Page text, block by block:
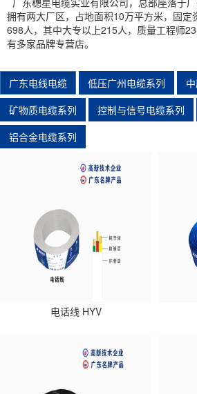
拥有两大厂区，占地面积10万平方米，固定
698人，其中大专以上215人，质量工程师
有多家品牌专营店。
广东电线电缆 低压广州电缆系列
矿物质电缆系列
控制与信号电缆系列
铝合金电缆系列
电话线 HYV